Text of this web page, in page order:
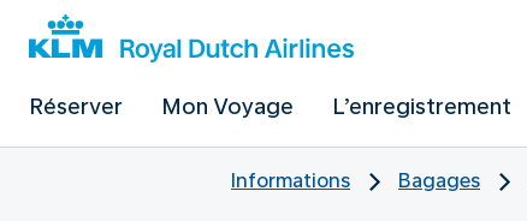
Réserver Mon Voyage L’enregistrement
Informations Bagages